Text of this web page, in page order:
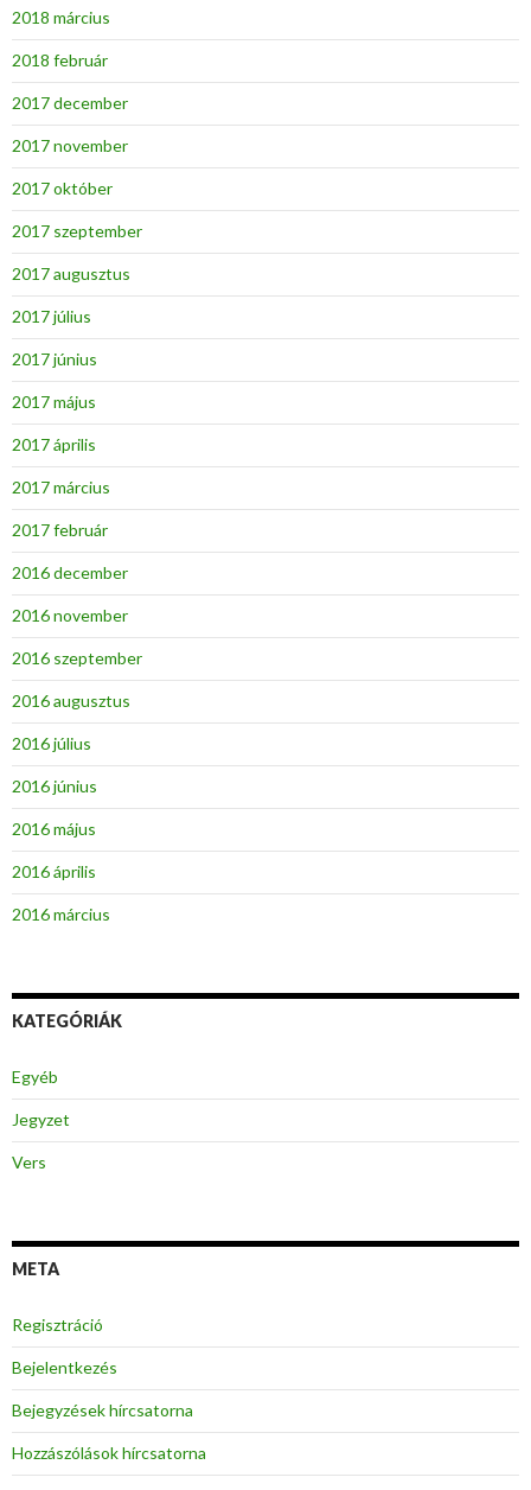
2018 március
2018 február
2017 december
2017 november
2017 október
2017 szeptember
2017 augusztus
2017 július
2017 június
2017 május
2017 április
2017 március
2017 február
2016 december
2016 november
2016 szeptember
2016 augusztus
2016 július
2016 június
2016 május
2016 április
2016 március
KATEGÓRIÁK
Egyéb
Jegyzet
Vers
META
Regisztráció
Bejelentkezés
Bejegyzések hírcsatorna
Hozzászólások hírcsatorna